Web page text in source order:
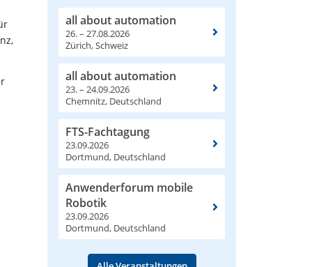
all about automation
26. – 27.08.2026
Zürich, Schweiz
all about automation
23. – 24.09.2026
Chemnitz, Deutschland
FTS-Fachtagung
23.09.2026
Dortmund, Deutschland
Anwenderforum mobile
Robotik
23.09.2026
Dortmund, Deutschland